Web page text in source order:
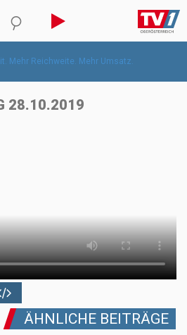
28.10.2019
ÄHNLICHE BEITRÄGE